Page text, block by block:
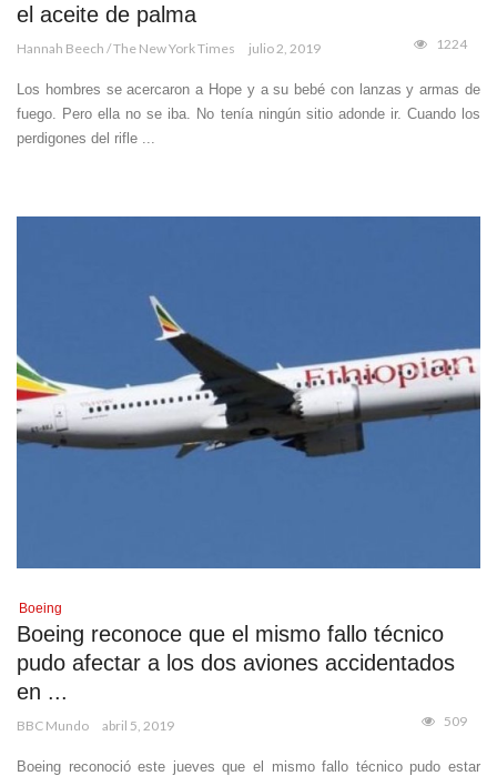
el aceite de palma
Hannah Beech / The New York Times julio 2, 2019 1224
Los hombres se acercaron a Hope y a su bebé con lanzas y armas de
fuego. Pero ella no se iba. No tenía ningún sitio adonde ir. Cuando los
perdigones del rifle ...
Boeing
Boeing reconoce que el mismo fallo técnico
pudo afectar a los dos aviones accidentados
en ...
BBC Mundo abril 5, 2019 509
Boeing reconoció este jueves que el mismo fallo técnico pudo estar